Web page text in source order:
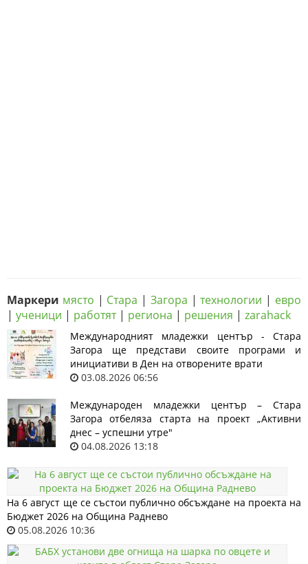
Маркери място | Стара | Загора |технологии | евро
| ученици | работят| региона | решения | zarahack
Международният младежки център - Стара
Загора ще представи своите програми и
инициативи в Ден на отворените врати
03.08.2026 06:56
Международен младежки център – Стара
Загора отбеляза старта на проект „Активни
днес – успешни утре"
04.08.2026 13:18
На 6 август ще се състои публично обсъждане на проекта на
Бюджет 2026 на Община Раднево
05.08.2026 10:36